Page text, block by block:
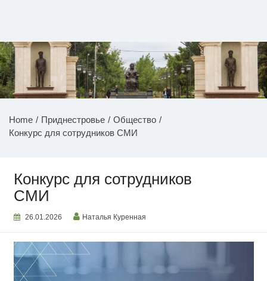
НОВОСТИ ПРИДНЕСТРОВЬЯ
Home Приднестровье
Общество
Конкурс для сотрудников СМИ
Конкурс для сотрудников
СМИ
26.01.2026 Наталья Куренная